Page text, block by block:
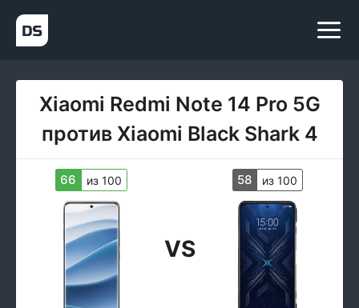
Xiaomi Redmi Note 14 Pro 5G
против Xiaomi Black Shark 4
66 из 100
VS
58 из 100